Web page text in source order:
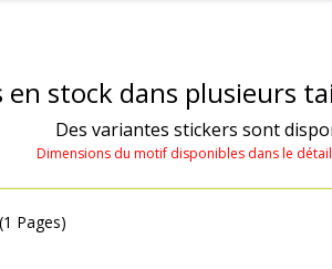
stock dans plusieurs
Des variantes stickers sont
Dimensions du motif disponibles dans le
Pages)